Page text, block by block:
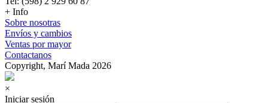
+ Info
Sobre nosotras
Envíos y cambios
Ventas por mayor
Contactanos
Copyright, Marí Mada 2026
×
Iniciar sesión